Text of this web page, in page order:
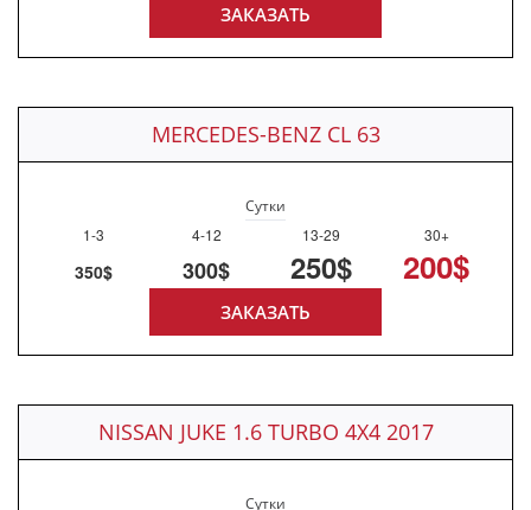
ЗАКАЗАТЬ
MERCEDES-BENZ CL 63
Сутки
1-3
4-12 13-29 30+
350$ 300$ 250$ 200$
ЗАКАЗАТЬ
NISSAN JUKE 1.6 TURBO 4X4 2017
Сутки